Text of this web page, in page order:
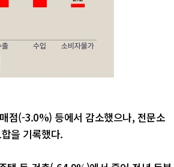
점(-3.0%) 등에서 감소했으나, 전문소
을 기록했다.